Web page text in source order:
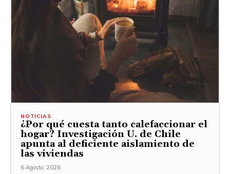
NOTICIAS
¿Por qué cuesta tanto calefaccionar el
hogar? Investigación U. de Chile
apunta al deficiente aislamiento de
las viviendas
6 Agosto, 2026